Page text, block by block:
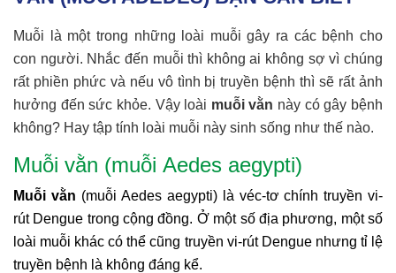
Muỗi là một trong những loài muỗi gây ra các bệnh cho
con người. Nhắc đến muỗi thì không ai không sợ vì chúng
rất phiền phức và nếu vô tình bị truyền bệnh thì sẽ rất ảnh
hưởng đến sức khỏe. Vậy loài muỗi vằn này có gây bệnh
không? Hay tập tính loài muỗi này sinh sống như thế nào.
Muỗi vằn (muỗi Aedes aegypti)
Muỗi vằn (muỗi Aedes aegypti) là véc-tơ chính truyền vi-
rút Dengue trong cộng đồng. Ở một số địa phương, một số
loài muỗi khác có thể cũng truyền vi-rút Dengue nhưng tỉ lệ
truyền bệnh là không đáng kể.